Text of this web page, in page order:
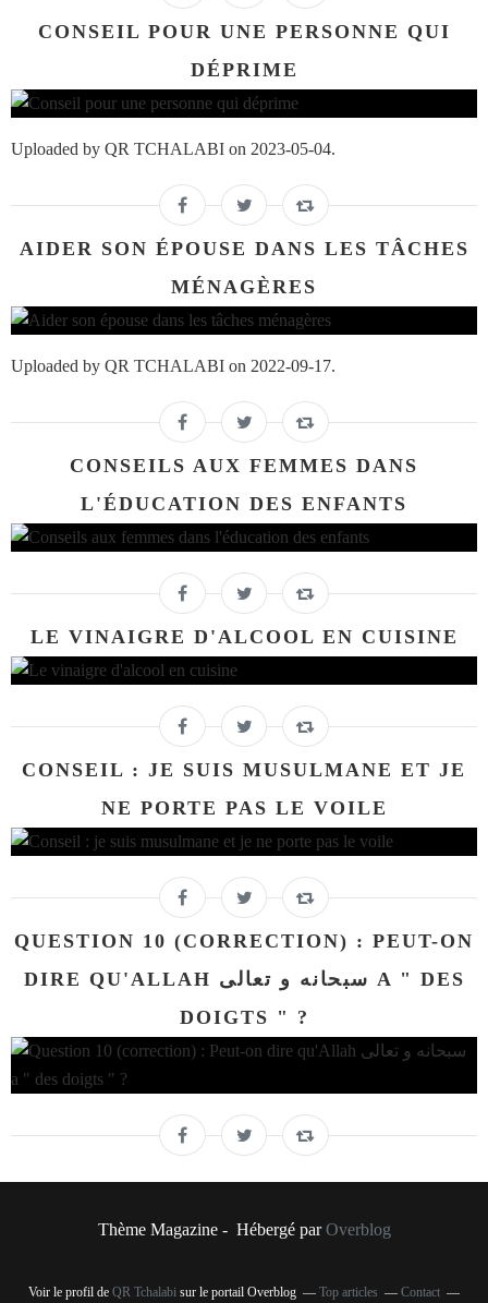
CONSEIL POUR UNE PERSONNE QUI
DÉPRIME
Uploaded by QR TCHALABI on 2023-05-04.
AIDER SON ÉPOUSE DANS LES TÂCHES
MÉNAGÈRES
Uploaded by QR TCHALABI on 2022-09-17.
CONSEILS AUX FEMMES DANS
L'ÉDUCATION DES ENFANTS
LE VINAIGRE D'ALCOOL EN CUISINE
CONSEIL : JE SUIS MUSULMANE ET JE
NE PORTE PAS LE VOILE
QUESTION 10 (CORRECTION) : PEUT-ON
DIRE QU'ALLAH سبحانه و تعالى A " DES
DOIGTS " ?
Thème Magazine - Hébergé parOverblog
Voir le profil de QR Tchalabi sur le portail Overblog Top articles Contact